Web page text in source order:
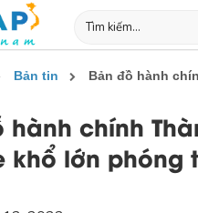
Bản tin Bản đồ hành
hành chính
khổ lớn phóng